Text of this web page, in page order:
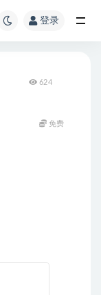
登录
624
免费